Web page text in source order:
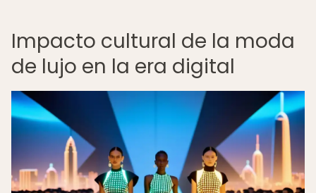
Impacto cultural de la moda
de lujo en la era digital